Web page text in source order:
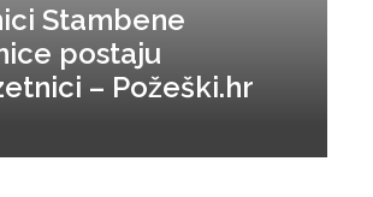
Stambene
postaju
– Požeški.hr